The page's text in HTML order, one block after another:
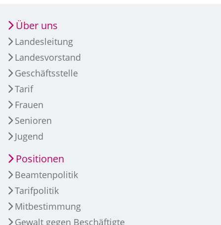
Über uns
Landesleitung
Landesvorstand
Geschäftsstelle
Tarif
Frauen
Senioren
Jugend
Positionen
Beamtenpolitik
Tarifpolitik
Mitbestimmung
Gewalt gegen Beschäftigte